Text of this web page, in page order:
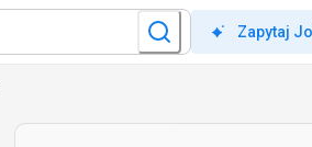
Zapytaj